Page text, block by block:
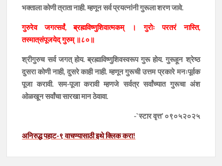
भक्ताला कोणी त्राता नाही. म्हणून सर्व प्रयत्नांनी गुरूला शरण जावे.
गुरुरेव जगत्सर्वं, ब्रह्मविष्णुशिवात्मकम् । गुरोः परतरं नास्ति,
तस्मात्‌संपूजयेद् गुरुम् ॥८०॥
श्रीगुरुच सर्व जगत् होय. ब्रह्माविष्णुशिवस्वरूप गुरू होय. गुरूहून श्रेष्ठ
दुसरा कोणी नाही, दुसरे काही नाही. म्हणून गुरूची उत्तम प्रकारे मनःपूर्वक
पूजा करावी. सम-पूजा करावी म्हणजे सर्वत्र सर्वांच्यात गुरूचा अंश
ओळखून सर्वांचा सारखा मान ठेवावा.
-`स्टार वृत्त’ ०९०५२०२५
अनिरुद्ध पहाट-९ वाचण्यासाठी इथे क्लिक करा!